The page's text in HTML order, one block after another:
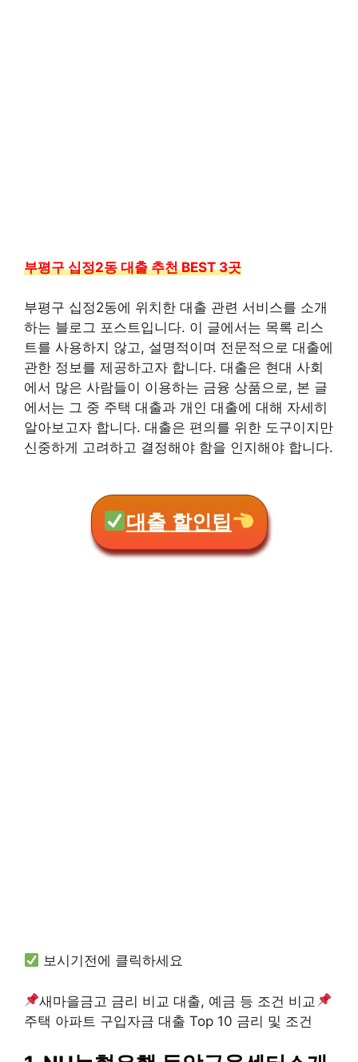
부평구 십정2동 대출 추천 BEST 3곳
부평구 십정2동에 위치한 대출 관련 서비스를 소개
하는 블로그 포스트입니다. 이 글에서는 목록 리스
트를 사용하지 않고, 설명적이며 전문적으로 대출에
관한 정보를 제공하고자 합니다. 대출은 현대 사회
에서 많은 사람들이 이용하는 금융 상품으로, 본 글
에서는 그 중 주택 대출과 개인 대출에 대해 자세히
알아보고자 합니다. 대출은 편의를 위한 도구이지만
신중하게 고려하고 결정해야 함을 인지해야 합니다.
대출 할인팁
보시기전에 클릭하세요
새마을금고 금리 비교 대출, 예금 등 조건 비교
주택 아파트 구입자금 대출 Top 10 금리 및 조건